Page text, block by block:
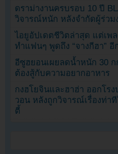
ดราม่างานครบรอบ 10 ปี
วิจารณ์หนัก หลังจำกัดผู้ร่วม
ไอยูอัปเดตชีวิตล่าสุด แต่เพ
ทำแฟนๆ พูดถึง “จางกีฮา” อี
อีซูฮยอนเผยลดน้ำหนัก 30
ต้องสู้กับความอยากอาหาร
กงฮโยจินและฮาฮ่า ออกโร
วอน หลังถูกวิจารณ์เรื่องท่าที
ตี้